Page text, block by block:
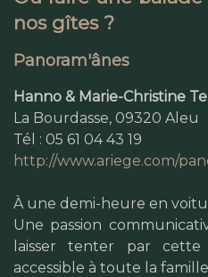
nos gîtes ?
Panoram'ânes
Hanno & Marie-Christine
La Bourdasse, 09320 Aleu
Tél : 05 61 04 43 19
http://www.ariege.com/
À une demi-heure en
Une passion
laisser tenter par
accessible à toute la